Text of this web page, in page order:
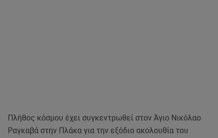
Πλήθος κόσμου έχει συγκεντρωθεί στον Άγιο Νικόλαο
Ραγκαβά στην Πλάκα για την εξόδιο ακολουθία του